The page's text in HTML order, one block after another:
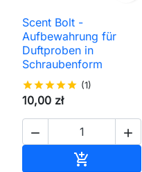
Scent Bolt -
Aufbewahrung für
Duftproben in
Schraubenform
starstarstarstarstar (1)
10,00 zł
 
